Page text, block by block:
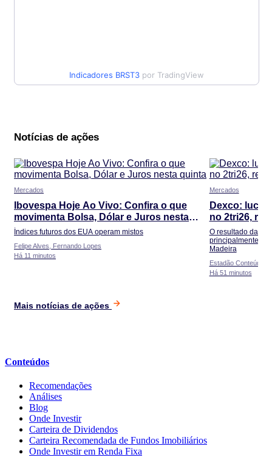
Indicadores BRST3 por TradingView
Notícias de ações
Mercados
Ibovespa Hoje Ao Vivo: Confira o que
movimenta Bolsa, Dólar e Juros nesta
quinta
Índices futuros dos EUA operam mistos
Felipe Alves, Fernando Lopes
Há 11 minutos
Mercados
Dexco: lucro
no 2tri26,
O resultado da
principalmente
Madeira
Estadão Conteúdo
Há 51 minutos
Mais notícias de ações
Conteúdos
Recomendações
Análises
Blog
Onde Investir
Carteira de Dividendos
Carteira Recomendada de Fundos Imobiliários
Onde Investir em Renda Fixa